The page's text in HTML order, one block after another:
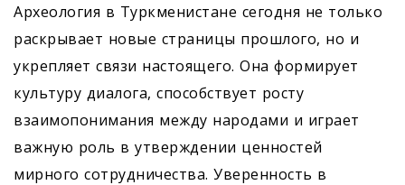
Археология в Туркменистане сегодня не только
раскрывает новые страницы прошлого, но и
укрепляет связи настоящего. Она формирует
культуру диалога, способствует росту
взаимопонимания между народами и играет
важную роль в утверждении ценностей
мирного сотрудничества. Уверенность в